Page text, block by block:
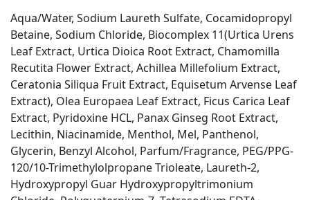
Aqua/Water, Sodium Laureth Sulfate, Cocamidopropyl
Betaine, Sodium Chloride, Biocomplex 11(Urtica Urens
Leaf Extract, Urtica Dioica Root Extract, Chamomilla
Recutita Flower Extract, Achillea Millefolium Extract,
Ceratonia Siliqua Fruit Extract, Equisetum Arvense Leaf
Extract), Olea Europaea Leaf Extract, Ficus Carica Leaf
Extract, Pyridoxine HCL, Panax Ginseg Root Extract,
Lecithin, Niacinamide, Menthol, Mel, Panthenol,
Glycerin, Benzyl Alcohol, Parfum/Fragrance, PEG/PPG-
120/10-Trimethylolpropane Trioleate, Laureth-2,
Hydroxypropyl Guar Hydroxypropyltrimonium